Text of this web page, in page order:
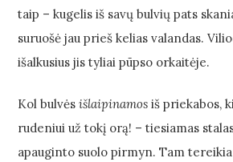
taip – kugelis iš savų bulvių pats
suruošė jau prieš kelias valandas.
išalkusius jis tyliai pūpso orkaitėje.
Kol bulvėsišlaipinamos iš priekabos,
rudeniui už tokį orą! – tiesiamas
apauginto suolo pirmyn. Tam